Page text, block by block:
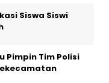
Siswa Siswi
Pimpin Tim Polisi